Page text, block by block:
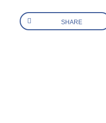
SHARE